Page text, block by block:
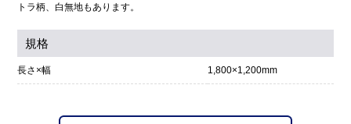
トラ柄、白無地もあります。
規格
長さ×幅 1,800×1,200mm